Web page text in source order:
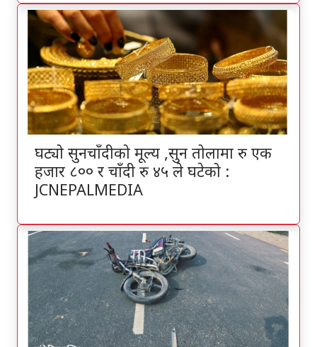
घट्यो सुनचाँदीको मूल्य ,सुन तोलामा रु एक
हजार ८०० र चाँदी रु ४५ ले घटेको :
JCNEPALMEDIA